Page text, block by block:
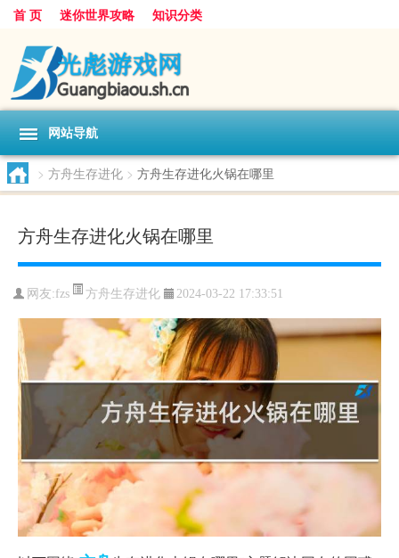
首 页 迷你世界攻略 知识分类
网站导航
> 方舟生存进化 > 方舟生存进化火锅在哪里
方舟生存进化火锅在哪里
网友:fzs 方舟生存进化 2024-03-22 17:33:51